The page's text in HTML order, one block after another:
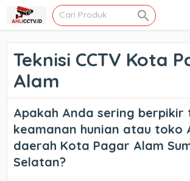
Teknisi CCTV Kota
Alam
Apakah Anda sering berpikir
keamanan hunian atau toko
daerah Kota Pagar Alam
Selatan?